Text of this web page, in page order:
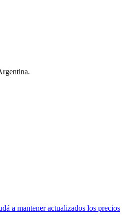
a mantener actualizados los precios